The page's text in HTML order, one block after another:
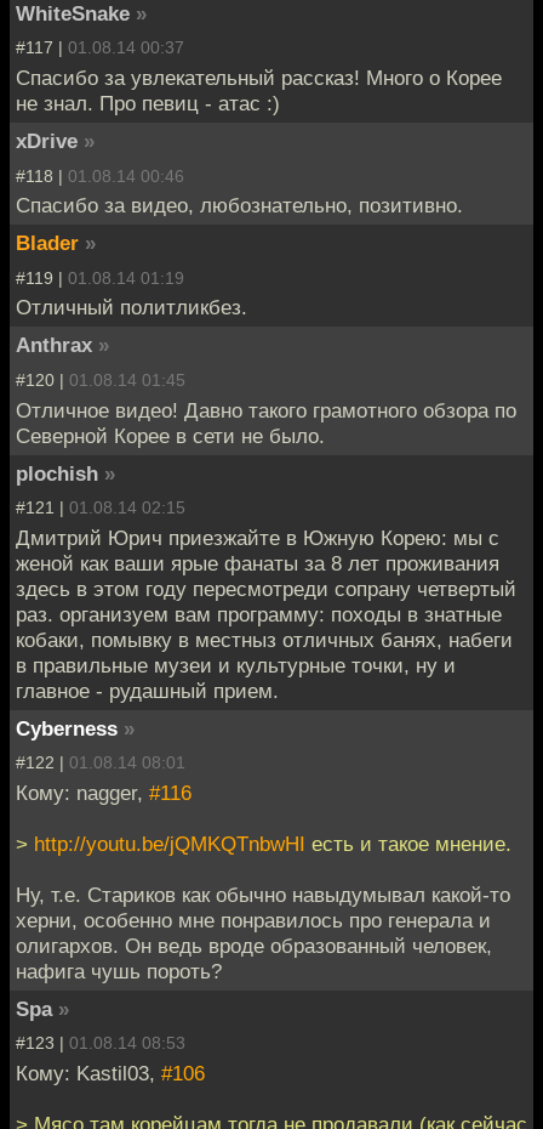
WhiteSnake »
#117 | 01.08.14 00:37
Спасибо за увлекательный рассказ! Много о Корее
не знал. Про певиц - атас :)
xDrive »
#118 | 01.08.14 00:46
Спасибо за видео, любознательно, позитивно.
Blader »
#119 | 01.08.14 01:19
Отличный политликбез.
Anthrax »
#120 | 01.08.14 01:45
Отличное видео! Давно такого грамотного обзора по
Северной Корее в сети не было.
plochish »
#121 | 01.08.14 02:15
Дмитрий Юрич приезжайте в Южную Корею: мы с
женой как ваши ярые фанаты за 8 лет проживания
здесь в этом году пересмотреди сопрану четвертый
раз. организуем вам программу: походы в знатные
кобаки, помывку в местныз отличных банях, набеги
в правильные музеи и культурные точки, ну и
главное - рудашный прием.
Cyberness »
#122 | 01.08.14 08:01
Кому: nagger, #116
> http://youtu.be/jQMKQTnbwHI есть и такое мнение.
Ну, т.е. Стариков как обычно навыдумывал какой-то
херни, особенно мне понравилось про генерала и
олигархов. Он ведь вроде образованный человек,
нафига чушь пороть?
Spa »
#123 | 01.08.14 08:53
Кому: Kastil03, #106
> Мясо там корейцам тогда не продавали (как сейчас